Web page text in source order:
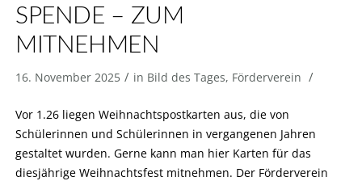
SPENDE – ZUM
MITNEHMEN
16. November 2025 / in Bild des Tages, Förderverein /
Vor 1.26 liegen Weihnachtspostkarten aus, die von
Schülerinnen und Schülerinnen in vergangenen Jahren
gestaltet wurden. Gerne kann man hier Karten für das
diesjährige Weihnachtsfest mitnehmen. Der Förderverein